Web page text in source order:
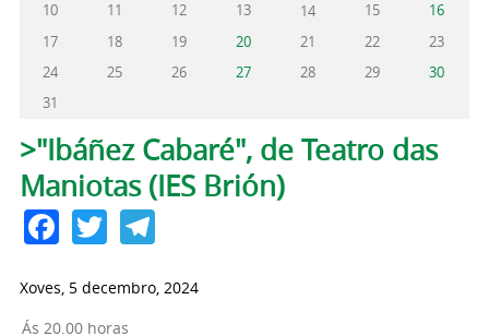
10
11 12 13 14 15
16
17
18 19 20 21 22
23
24
25 26 27 28 29
30
31
Pestanas principais
>"Ibáñez Cabaré", de Teatro das
Maniotas (IES Brión)
Facebook
TwitterTelegram
Xoves, 5 decembro, 2024
Ás 20.00 horas